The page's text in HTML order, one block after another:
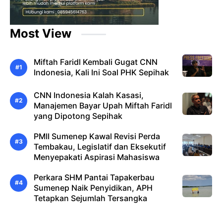
Most View
Miftah Faridl Kembali Gugat CNN
Indonesia, Kali Ini Soal PHK Sepihak
CNN Indonesia Kalah Kasasi,
Manajemen Bayar Upah Miftah Faridl
yang Dipotong Sepihak
PMII Sumenep Kawal Revisi Perda
Tembakau, Legislatif dan Eksekutif
Menyepakati Aspirasi Mahasiswa
Perkara SHM Pantai Tapakerbau
Sumenep Naik Penyidikan, APH
Tetapkan Sejumlah Tersangka